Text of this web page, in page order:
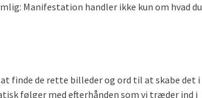
Manifestation handler ikke kun om hvad du
finde de rette billeder og ord til at skabe det i
følger med efterhånden som vi træder ind i